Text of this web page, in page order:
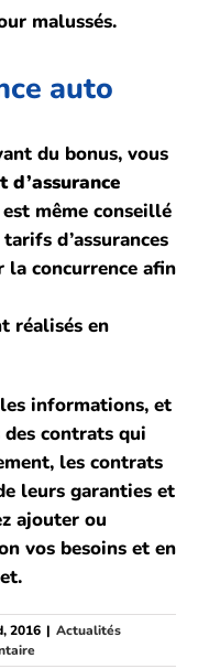
malussés.
auto
du bonus, vous
d’assurance
même conseillé
d’assurances
concurrence afin
réalisés en
informations, et
contrats qui
les contrats
leurs garanties et
ajouter ou
vos besoins et en
2016 | Actualités